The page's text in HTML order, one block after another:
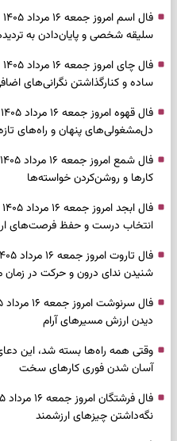
سلیقه شخصی و پایان‌دادن به
ساده و کنارگذاشتن نگرانی‌های
دل‌مشغولی‌های پنهان و راه‌های
کارها و روشن‌کردن خواسته‌ها
انتخاب درست و حفظ فرصت‌های
شنیدن ندای درون و حرکت در
دیدن ارزش مسیرهای آرام
وقتی همه راه‌ها بسته شد، این
آسان شدن فوری کارهای سخت
نگه‌داشتن چیزهای ارزشمند